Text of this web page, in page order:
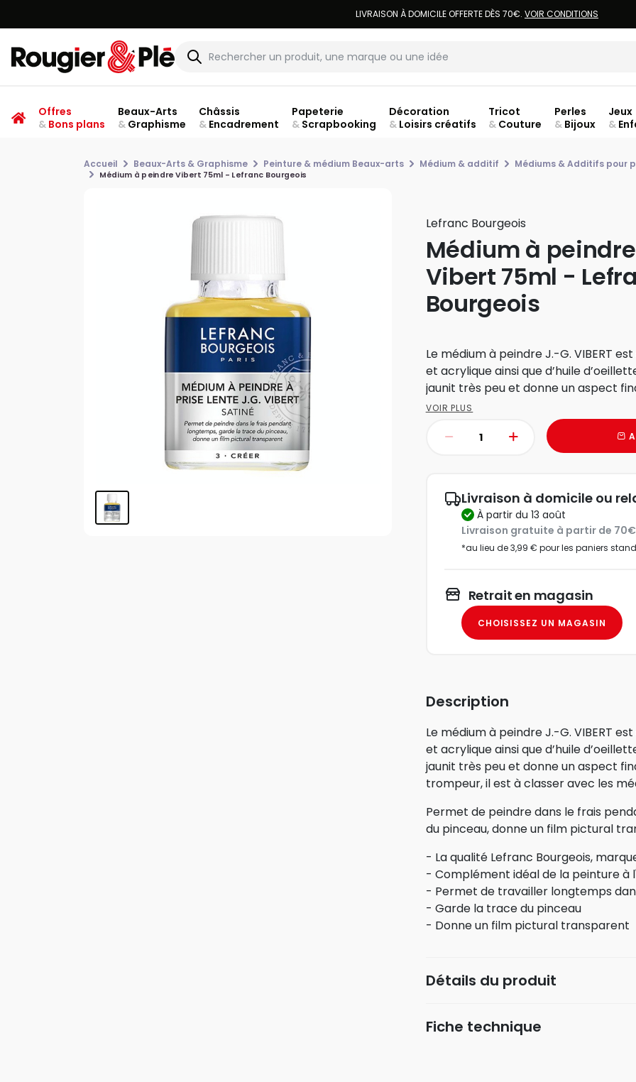
LIVRAISON À DOMICILE OFFERTE DÈS 70€. VOIR CONDITIONS
Offres
&Bons plans
Beaux-Arts
&Graphisme
Châssis
&Encadrement
Papeterie
&Scrapbooking
Décoration
&Loisirs créatifs
Tricot
& Couture
Perles
& Bijoux
Jeux
&
Accueil Beaux-Arts & Graphisme Peinture & médium Beaux-arts Médium & additif Médiums & Additifs pour
Médium à peindre Vibert 75ml - Lefranc Bourgeois
Lefranc Bourgeois
Médium à peindre
Vibert 75ml -
Bourgeois
Le médium à peindre J.-G. VIBERT est composé de résine cétonique
et acrylique ainsi que d’huile
jaunit très peu et donne un aspect
VOIR PLUS
Livraison à domicile ou
à partir du 13 août
Livraison gratuite à partir de
*au lieu de 3,99 € pour les paniers
Retrait en magasin
CHOISISSEZ UN MAGASIN
Description
Le médium à peindre J.-G. VIBERT
et acrylique ainsi que d’huile
jaunit très peu et donne un aspect
trompeur, il est à classer avec les
Permet de peindre dans le frais
du pinceau, donne un film pictural
- La qualité Lefranc Bourgeois,
- Complément idéal de la peinture à
- Permet de travailler longtemps
- Garde la trace du pinceau
- Donne un film pictural transparent
Détails du produit
Fiche technique